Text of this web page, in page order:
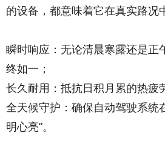
的设备，都意味着它在真实路况
瞬时响应：无论清晨寒露还是正
终如一；
长久耐用：抵抗日积月累的热疲
全天候守护：确保自动驾驶系统
明心亮”。